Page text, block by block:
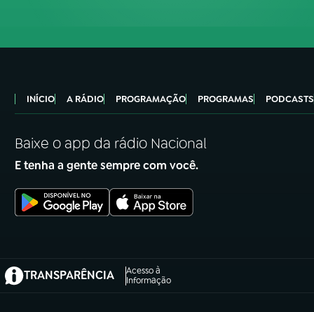
INÍCIO A RÁDIO PROGRAMAÇÃO PROGRAMAS PODCASTS
Baixe o app da rádio Nacional
E tenha a gente sempre com você.
TRANSPARÊNCIA
Acesso à
Informação
(abre em nova aba)